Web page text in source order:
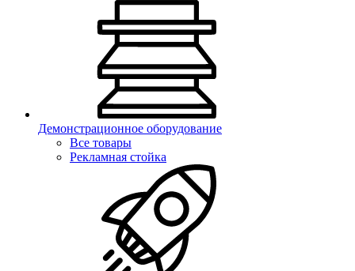
Демонстрационное оборудование
Все товары
Рекламная стойка